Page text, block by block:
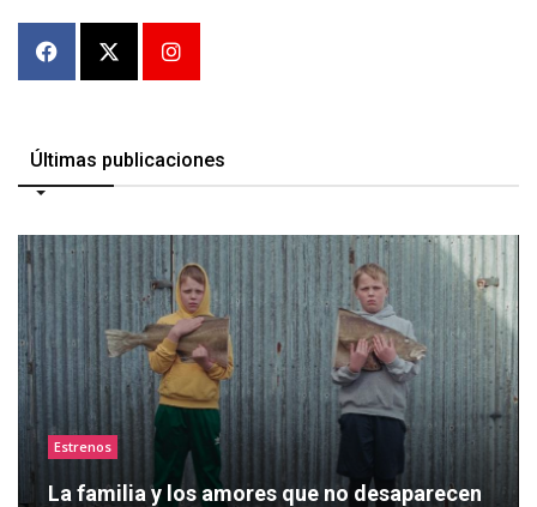
Últimas publicaciones
Estrenos
La familia y los amores que no desaparecen